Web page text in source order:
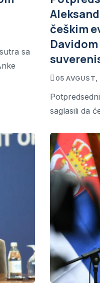
sa
češkim
05
saglasili da